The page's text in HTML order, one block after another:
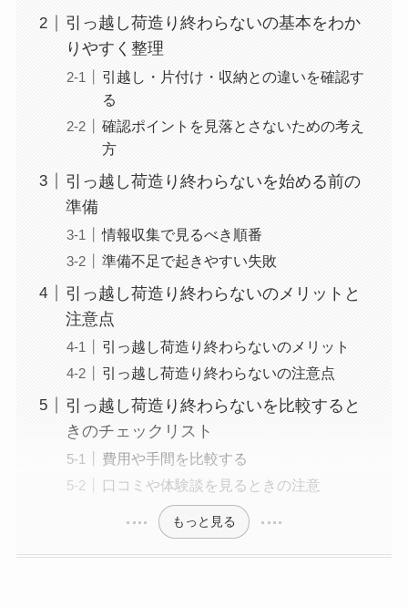
引っ越し荷造り終わらないの基本をわか
りやすく整理
引越し・片付け・収納との違いを確認す
る
確認ポイントを見落とさないための考え
方
引っ越し荷造り終わらないを始める前の
準備
情報収集で見るべき順番
準備不足で起きやすい失敗
引っ越し荷造り終わらないのメリットと
注意点
引っ越し荷造り終わらないのメリット
引っ越し荷造り終わらないの注意点
引っ越し荷造り終わらないを比較すると
きのチェックリスト
費用や手間を比較する
口コミや体験談を見るときの注意
もっと見る